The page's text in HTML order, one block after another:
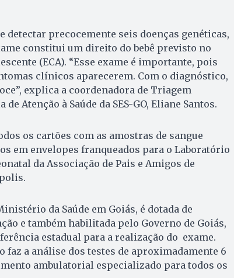
detectar precocemente seis doenças genéticas,
constitui um direito do bebê previsto no
(ECA). “Esse exame é importante, pois
clínicos aparecerem. Com o diagnóstico,
explica a coordenadora de Triagem
Atenção à Saúde da SES-GO, Eliane Santos.
os cartões com as amostras de sangue
em envelopes franqueados para o Laboratório
da Associação de Pais e Amigos de
da Saúde em Goiás, é dotada de
e também habilitada pelo Governo de Goiás,
estadual para a realização do exame.
faz a análise dos testes de aproximadamente 6
ambulatorial especializado para todos os